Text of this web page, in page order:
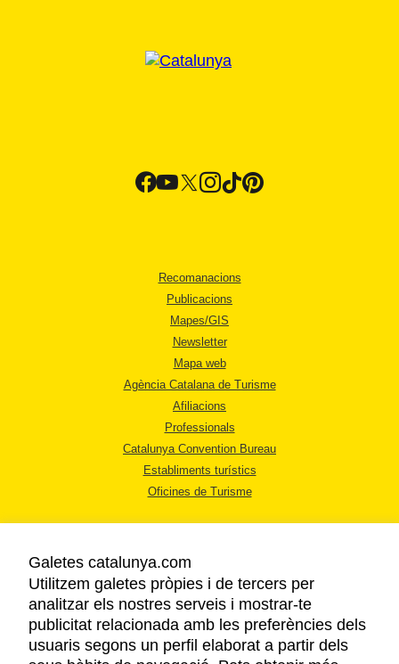
Recomanacions
Publicacions
Mapes/GIS
Newsletter
Mapa web
Agència Catalana de Turisme
Afiliacions
Professionals
Catalunya Convention Bureau
Establiments turístics
Oficines de Turisme
AVÍS LEGAL
POLÍTICA DE PRIVACITAT
COOKIES
Galetes catalunya.com
Utilitzem galetes pròpies i de tercers per
analitzar els nostres serveis i mostrar-te
publicitat relacionada amb les preferències dels
usuaris segons un perfil elaborat a partir dels